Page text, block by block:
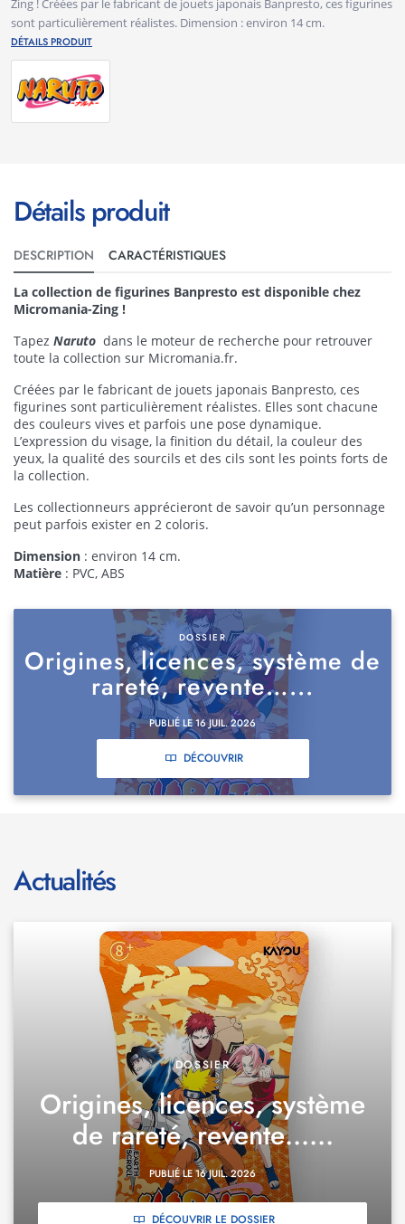
Zing ! Créées par le fabricant de jouets japonais Banpresto, ces figurines
sont particulièrement réalistes. Dimension : environ 14 cm.
DÉTAILS PRODUIT
Détails produit
DESCRIPTION CARACTÉRISTIQUES
La collection de figurines Banpresto est disponible chez
Micromania-Zing !
Tapez Naruto dans le moteur de recherche pour retrouver
toute la collection sur Micromania.fr.
Créées par le fabricant de jouets japonais Banpresto, ces
figurines sont particulièrement réalistes. Elles sont chacune
des couleurs vives et parfois une pose dynamique.
L’expression du visage, la finition du détail, la couleur des
yeux, la qualité des sourcils et des cils sont les points forts de
la collection.
Les collectionneurs apprécieront de savoir qu’un personnage
peut parfois exister en 2 coloris.
Dimension : environ 14 cm.
Matière : PVC, ABS
DOSSIER
Origines, licences, système de
rareté, revente…...
PUBLIÉ LE 16 JUIL. 2026
DÉCOUVRIR
Actualités
DOSSIER
Origines, licences, système
de rareté, revente…...
PUBLIÉ LE 16 JUIL. 2026
DÉCOUVRIR LE DOSSIER